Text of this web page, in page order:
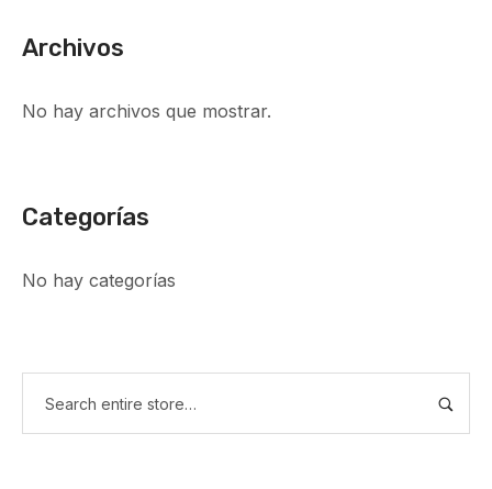
Archivos
No hay archivos que mostrar.
Categorías
No hay categorías